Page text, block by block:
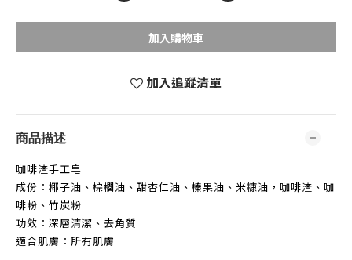
加入購物車
加入追蹤清單
商品描述
咖啡渣手工皂
成份：椰子油、棕櫚油、甜杏仁油、榛果油、米糠油，咖啡渣、咖
啡粉、竹炭粉
功效：深層清潔、去角質
適合肌膚：所有肌膚